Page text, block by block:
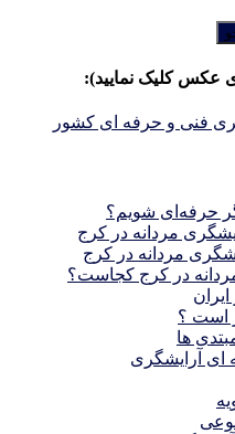
عکس کلیک نمایید):
حرفه‌ای شویم؟
مردانه در کرج
در کرج کجاست؟
است ؟
ها
ای آرایشگری